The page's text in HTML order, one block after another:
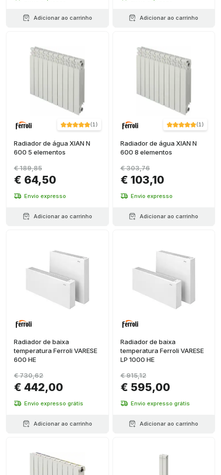
Adicionar ao carrinho Adicionar ao carrinho
(1)
Radiador de água XIAN N
600 5 elementos
€ 64,50
€ 189,85
Envio expresso
Adicionar ao carrinho
(1)
Radiador de água XIAN N
600 8 elementos
€ 103,10
€ 303,76
Envio expresso
Adicionar ao carrinho
Radiador de baixa
temperatura Ferroli VARESE
600 HE
€ 442,00
€ 730,62
Envio expresso grátis
Adicionar ao carrinho
Radiador de baixa
temperatura Ferroli VARESE
LP 1000 HE
€ 595,00
€ 915,12
Envio expresso grátis
Adicionar ao carrinho